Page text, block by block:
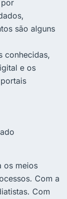
são alguns
conhecidas,
e os
os meios
Com a
Com